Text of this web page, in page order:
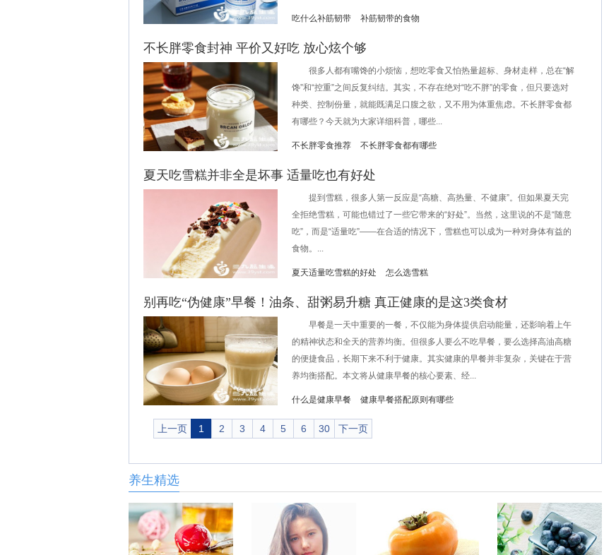
吃什么补筋韧带 补筋韧带的食物
不长胖零食封神 平价又好吃 放心炫个够
很多人都有嘴馋的小烦恼，想吃零食又怕热量超标、身材走样，总在“解
馋”和“控重”之间反复纠结。其实，不存在绝对“吃不胖”的零食，但只要选对
种类、控制份量，就能既满足口腹之欲，又不用为体重焦虑。不长胖零食都
有哪些？今天就为大家详细科普，哪些...
不长胖零食推荐 不长胖零食都有哪些
夏天吃雪糕并非全是坏事 适量吃也有好处
提到雪糕，很多人第一反应是“高糖、高热量、不健康”。但如果夏天完
全拒绝雪糕，可能也错过了一些它带来的“好处”。当然，这里说的不是“随意
吃”，而是“适量吃”——在合适的情况下，雪糕也可以成为一种对身体有益的
食物。...
夏天适量吃雪糕的好处 怎么选雪糕
别再吃“伪健康”早餐！油条、甜粥易升糖 真正健康的是这3类食材
早餐是一天中重要的一餐，不仅能为身体提供启动能量，还影响着上午
的精神状态和全天的营养均衡。但很多人要么不吃早餐，要么选择高油高糖
的便捷食品，长期下来不利于健康。其实健康的早餐并非复杂，关键在于营
养均衡搭配。本文将从健康早餐的核心要素、经...
什么是健康早餐 健康早餐搭配原则有哪些
上一页 1 2 3 4 5 6 30 下一页
养生精选